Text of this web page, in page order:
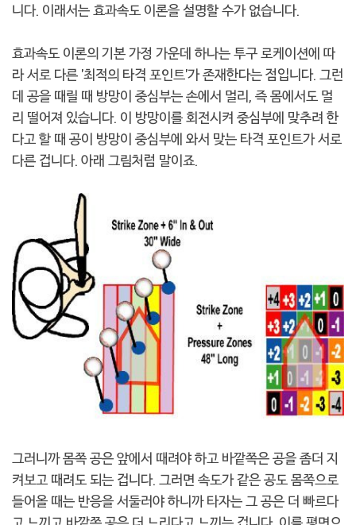
니다. 이래서는 효과속도 이론을 설명할 수가 없습니다.
효과속도 이론의 기본 가정 가운데 하나는 투구 로케이션에 따
라 서로 다른 '최적의 타격 포인트'가 존재한다는 점입니다. 그런
데 공을 때릴 때 방망이 중심부는 손에서 멀리, 즉 몸에서도 멀
리 떨어져 있습니다. 이 방망이를 회전시켜 중심부에 맞추려 한
다고 할 때 공이 방망이 중심부에 와서 맞는 타격 포인트가 서로
다른 겁니다. 아래 그림처럼 말이죠.
그러니까 몸쪽 공은 앞에서 때려야 하고 바깥쪽은 공을 좀더 지
켜보고 때려도 되는 겁니다. 그러면 속도가 같은 공도 몸쪽으로
들어올 때는 반응을 서둘러야 하니까 타자는 그 공은 더 빠르다